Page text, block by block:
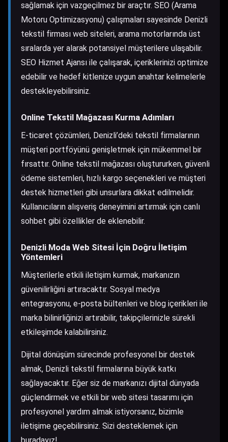
sağlamak için vazgeçilmez bir araçtır. SEO (Arama
Motoru Optimizasyonu) çalışmaları sayesinde Denizli
tekstil firması web siteleri, arama motorlarında üst
sıralarda yer alarak potansiyel müşterilere ulaşabilir.
SEO Hizmet Ajansı​ ile çalışarak, içeriklerinizi optimize
edebilir ve hedef kitlenize uygun anahtar kelimelerle
destekleyebilirsiniz.
Online Tekstil Mağazası Kurma Adımları
E-ticaret çözümleri, Denizli’deki tekstil firmalarının
müşteri portföyünü genişletmek için mükemmel bir
fırsattır. Online tekstil mağazası oluştururken, güvenli
ödeme sistemleri, hızlı kargo seçenekleri ve müşteri
destek hizmetleri gibi unsurlara dikkat edilmelidir.
Kullanıcıların alışveriş deneyimini artırmak için canlı
sohbet gibi özellikler de eklenebilir.
Denizli Moda Web Sitesi İçin Doğru İletişim
Yöntemleri
Müşterilerle etkili iletişim kurmak, markanızın
güvenilirliğini artıracaktır. Sosyal medya
entegrasyonu, e-posta bültenleri ve blog içerikleri ile
marka bilinirliğinizi artırabilir, takipçilerinizle sürekli
etkileşimde kalabilirsiniz.
Dijital dönüşüm sürecinde profesyonel bir destek
almak, Denizli tekstil firmalarına büyük katkı
sağlayacaktır. Eğer siz de markanızı dijital dünyada
güçlendirmek ve etkili bir web sitesi tasarımı için
profesyonel yardım almak istiyorsanız, bizimle
iletişime geçebilirsiniz. Sizi desteklemek için